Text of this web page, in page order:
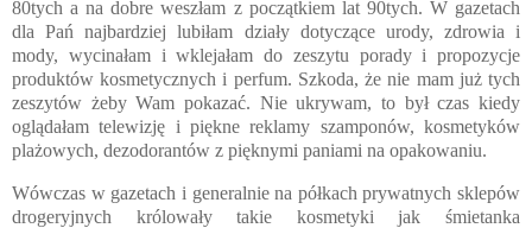
80tych a na dobre weszłam z początkiem lat 90tych. W gazetach
dla Pań najbardziej lubiłam działy dotyczące urody, zdrowia i
mody, wycinałam i wklejałam do zeszytu porady i propozycje
produktów kosmetycznych i perfum. Szkoda, że nie mam już tych
zeszytów żeby Wam pokazać. Nie ukrywam, to był czas kiedy
oglądałam telewizję i piękne reklamy szamponów, kosmetyków
plażowych, dezodorantów z pięknymi paniami na opakowaniu.
Wówczas w gazetach i generalnie na półkach prywatnych sklepów
drogeryjnych królowały takie kosmetyki jak śmietanka